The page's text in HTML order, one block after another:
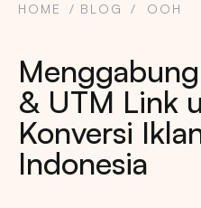
HOME BLOG OOH
& UTM Link
Konversi
Indonesia